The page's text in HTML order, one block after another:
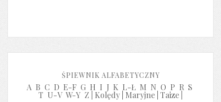
ŚPIEWNIK ALFABETYCZNY
A B C D E-F G H I J K L-Ł M N O P R S
T U-V W-Y Z Kolędy Maryjne Taize